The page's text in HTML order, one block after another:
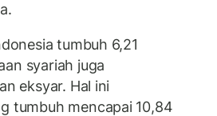
tumbuh 6,21
syariah juga
eksyar. Hal ini
tumbuh mencapai 10,84